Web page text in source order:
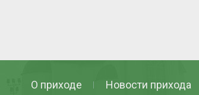
О приходе Новости прихода